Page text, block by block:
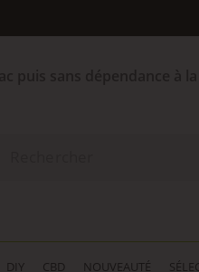
DIY CBD NOUVEAUTÉ